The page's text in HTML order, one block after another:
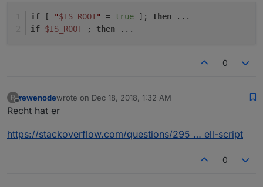
if [ "$IS_ROOT" = true ]; then ...
if $IS_ROOT ; then ...
0
R
Offline
rewenodewrote on Dec 18, 2018, 1:32 AM
last edited by
Recht hat er
https://stackoverflow.com/questions/295 … ell-script
0